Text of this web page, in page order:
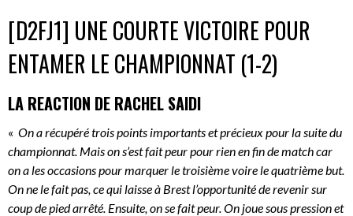
[D2FJ1] UNE COURTE VICTOIRE POUR
ENTAMER LE CHAMPIONNAT (1-2)
LA REACTION DE RACHEL SAIDI
« On a récupéré trois points importants et précieux pour la suite du
championnat. Mais on s’est fait peur pour rien en fin de match car
on a les occasions pour marquer le troisième voire le quatrième but.
On ne le fait pas, ce qui laisse à Brest l’opportunité de revenir sur
coup de pied arrêté. Ensuite, on se fait peur. On joue sous pression et